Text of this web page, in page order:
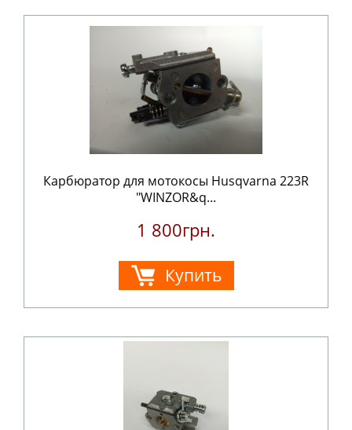
Карбюратор для мотокосы Husqvarna 223R
"WINZOR&q...
1 800грн.
Купить